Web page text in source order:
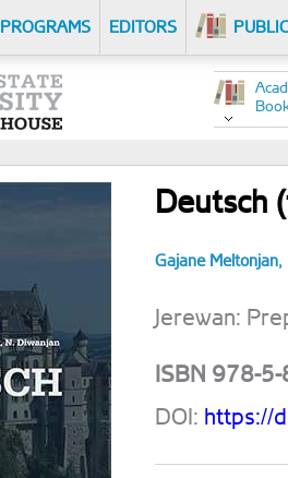
PROGRAMS EDITORS
Deutsch
Gajane Meltonjan,
Jerewan:
ISBN 978-
DOI: https://